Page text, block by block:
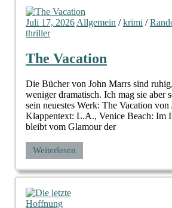
Juli 17, 2026 Allgemein /krimi /
thriller
The Vacation
Die Bücher von John Marrs sind
weniger dramatisch. Ich mag sie
sein neuestes Werk: The Vacation
Klappentext: L.A., Venice Beach: Im
bleibt vom Glamour der
Weiterlesen